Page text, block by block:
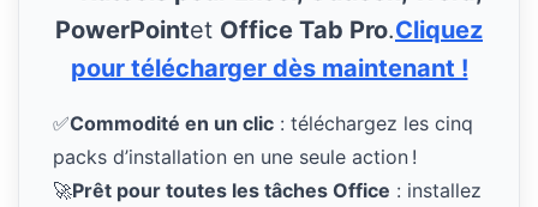
PowerPointet Office Tab Pro.Cliquez
pour télécharger dès maintenant !
✅Commodité en un clic : téléchargez les cinq
packs d’installation en une seule action !
🚀Prêt pour toutes les tâches Office : installez